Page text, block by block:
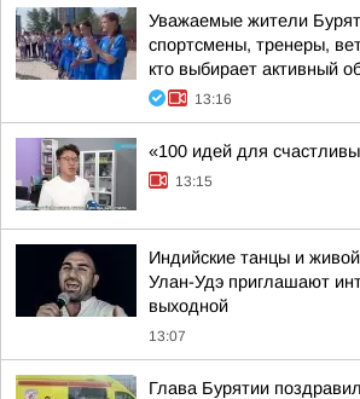
Уважаемые жители
спортсмены, тренеры,
кто выбирает активный
13:16
«100 идей для
13:15
Индийские танцы и
Улан-Удэ приглашают
выходной
13:07
Глава Бурятии